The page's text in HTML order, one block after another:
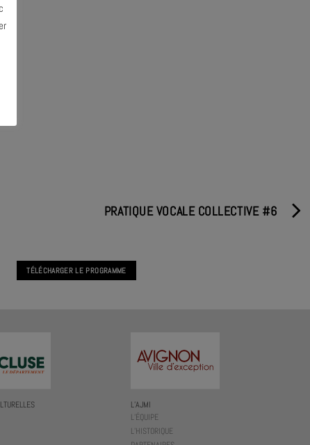
PRATIQUE VOCALE COLLECTIVE #6
TÉLÉCHARGER LE PROGRAMME
L’AJMI
L’ÉQUIPE
L’HISTORIQUE